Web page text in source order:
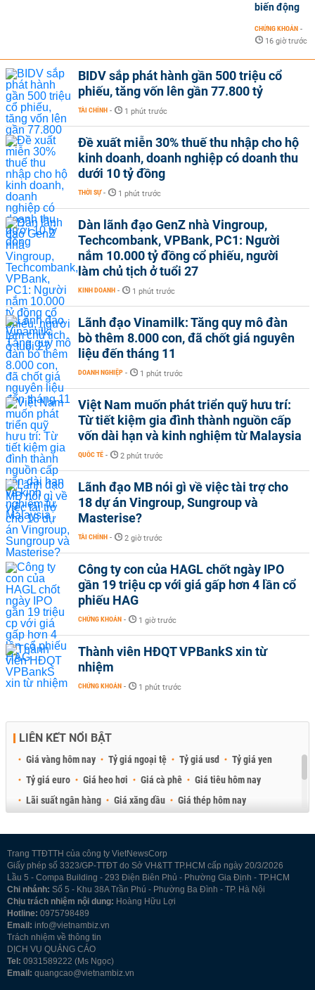
biến động
CHỨNG KHOÁN -
16 giờ trước
BIDV sắp phát hành gần 500 triệu cổ
phiếu, tăng vốn lên gần 77.800 tỷ
TÀI CHÍNH - 1 phút trước
Đề xuất miễn 30% thuế thu nhập cho hộ
kinh doanh, doanh nghiệp có doanh thu
dưới 10 tỷ đồng
THỜI SỰ - 1 phút trước
Dàn lãnh đạo GenZ nhà Vingroup,
Techcombank, VPBank, PC1: Người
nắm 10.000 tỷ đồng cổ phiếu, người
làm chủ tịch ở tuổi 27
KINH DOANH - 1 phút trước
Lãnh đạo Vinamilk: Tăng quy mô đàn
bò thêm 8.000 con, đã chốt giá nguyên
liệu đến tháng 11
DOANH NGHIỆP - 1 phút trước
Việt Nam muốn phát triển quỹ hưu trí:
Từ tiết kiệm gia đình thành nguồn cấp
vốn dài hạn và kinh nghiệm từ Malaysia
QUỐC TẾ - 2 phút trước
Lãnh đạo MB nói gì về việc tài trợ cho
18 dự án Vingroup, Sungroup và
Masterise?
TÀI CHÍNH - 2 giờ trước
Công ty con của HAGL chốt ngày IPO
gần 19 triệu cp với giá gấp hơn 4 lần cổ
phiếu HAG
CHỨNG KHOÁN - 1 giờ trước
Thành viên HĐQT VPBankS xin từ
nhiệm
CHỨNG KHOÁN - 1 phút trước
LIÊN KẾT NỔI BẬT
Giá vàng hôm nay Tỷ giá ngoại tệ Tỷ giá usd
Tỷ giá yen
Tỷ giá euro
Giá heo hơi Giá cà phê
Giá tiêu hôm nay
Lãi suất ngân hàng
Giá xăng dầu
Giá thép hôm nay
Trang TTĐTTH của công ty VietNewsCorp
Giấy phép số 3323/GP-TTĐT do Sở VH&TT TP.HCM cấp ngày 20/3/2026
Lầu 5 - Compa Building - 293 Điện Biên Phủ - Phường Gia Định - TP.HCM
Chi nhánh: Số 5 - Khu 38A Trần Phú - Phường Ba Đình - TP. Hà Nội
Chịu trách nhiệm nội dung: Hoàng Hữu Lợi
Hotline: 0975798489
Email: info@vietnambiz.vn
Trách nhiệm về thông tin
DỊCH VỤ QUẢNG CÁO
Tel: 0931589222 (Ms Ngọc)
Email: quangcao@vietnambiz.vn